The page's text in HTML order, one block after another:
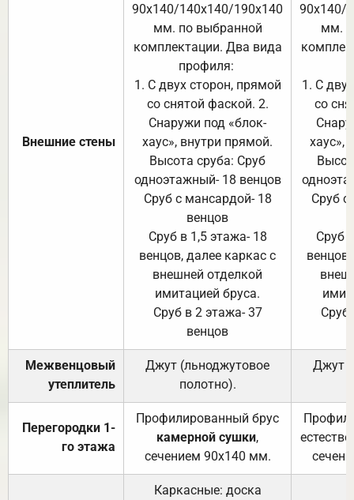
Внешние стены
90х140/140х140/190х140
мм. по выбранной
комплектации. Два вида
профиля:
1. С двух сторон, прямой
со снятой фаской. 2.
Снаружи под «блок-
хаус», внутри прямой.
Высота сруба: Сруб
одноэтажный- 18 венцов
Сруб с мансардой- 18
венцов
Сруб в 1,5 этажа- 18
венцов, далее каркас с
внешней отделкой
имитацией бруса.
Сруб в 2 этажа- 37
венцов
90х140/
мм.
1. С
со
хаус»,
Сруб с
Сруб
Сруб
Межвенцовый
утеплитель
Джут (льноджутовое
полотно).
Джут
Перегородки 1-
го этажа
Профилированный брус
камерной сушки,
сечением 90х140 мм.
Каркасные: доска